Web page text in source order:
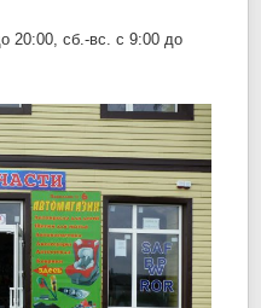
20:00, сб.-вс. c 9:00 до